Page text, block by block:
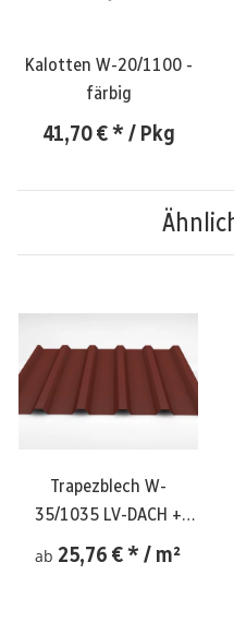
Kalotten W-20/1100 -
färbig
41,70 €* / Pkg
Trapezblech W-
35/1035 LV-DACH +
Vlies
ab 25,76 €* / m²